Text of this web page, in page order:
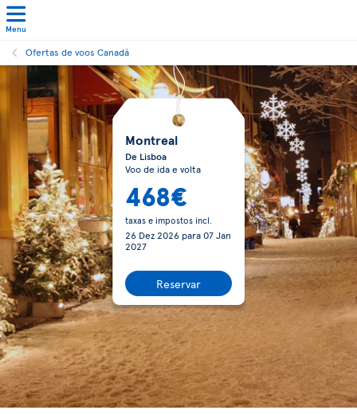
Menu
Ofertas de voos Canadá
Montreal
De Lisboa
Voo de ida e volta
468€
taxas e impostos incl.
26 Dez 2026 para07 Jan
2027
Reservar